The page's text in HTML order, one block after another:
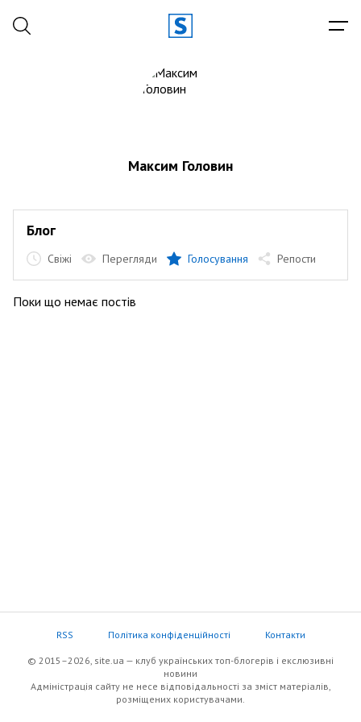
Максим Головин
Блог
Свіжі Перегляди Голосування Репости
Поки що немає постів
RSS Політика конфіденційності Контакти
© 2015–2026, site.ua — клуб українських топ-блогерів i екслюзивнi
новини
Адміністрація сайту не несе відповідальності за зміст матеріалів,
розміщених користувачами.